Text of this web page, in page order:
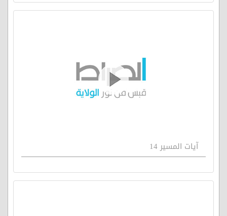
آيات المسير 14